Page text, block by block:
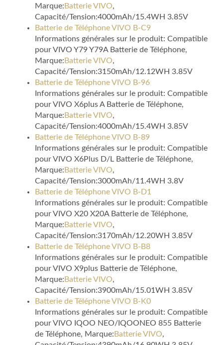
Marque: Batterie VIVO,
Capacité/Tension:4000mAh/15.4WH 3.85V
Batterie de Téléphone VIVO B-C9
Informations générales sur le produit: Compatible
pour VIVO Y79 Y79A Batterie de Téléphone,
Marque: Batterie VIVO,
Capacité/Tension:3150mAh/12.12WH 3.85V
Batterie de Téléphone VIVO B-96
Informations générales sur le produit: Compatible
pour VIVO X6plus A Batterie de Téléphone,
Marque: Batterie VIVO,
Capacité/Tension:4000mAh/15.4WH 3.85V
Batterie de Téléphone VIVO B-89
Informations générales sur le produit: Compatible
pour VIVO X6Plus D/L Batterie de Téléphone,
Marque: Batterie VIVO,
Capacité/Tension:3000mAh/11.4WH 3.8V
Batterie de Téléphone VIVO B-D1
Informations générales sur le produit: Compatible
pour VIVO X20 X20A Batterie de Téléphone,
Marque: Batterie VIVO,
Capacité/Tension:3170mAh/12.20WH 3.85V
Batterie de Téléphone VIVO B-B8
Informations générales sur le produit: Compatible
pour VIVO X9plus Batterie de Téléphone,
Marque: Batterie VIVO,
Capacité/Tension:3900mAh/15.01WH 3.85V
Batterie de Téléphone VIVO B-K0
Informations générales sur le produit: Compatible
pour VIVO IQOO NEO/IQOONEO 855 Batterie
de Téléphone, Marque: Batterie VIVO,